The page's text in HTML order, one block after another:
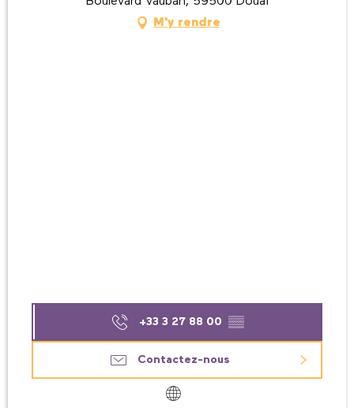
M'y rendre
+33 3 27 88 00 ▒▒
Contactez-nous